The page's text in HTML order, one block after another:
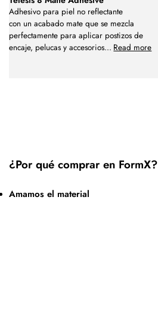
Adhesivo para piel no reflectante
con un acabado mate que se mezcla
perfectamente para aplicar postizos de
encaje, pelucas y accesorios... Read more
¿Por qué comprar en FormX?
Amamos el material